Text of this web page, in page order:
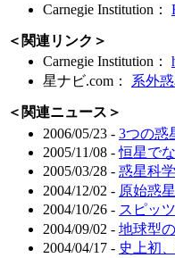
Carnegie Institution：
＜関連リンク＞
Carnegie Institution：
星ナビ.com： 系外
＜関連ニュース＞
2006/05/23 - 3つの惑
2005/11/08 -恒星で
2005/03/28 - 惑星科
2004/12/02 - 原始惑
2004/10/26 - スピッ
2004/09/02 - 地球型
2004/04/17 - 史上初